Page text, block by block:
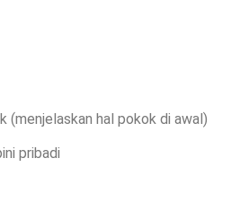
(menjelaskan hal pokok di awal)
pribadi